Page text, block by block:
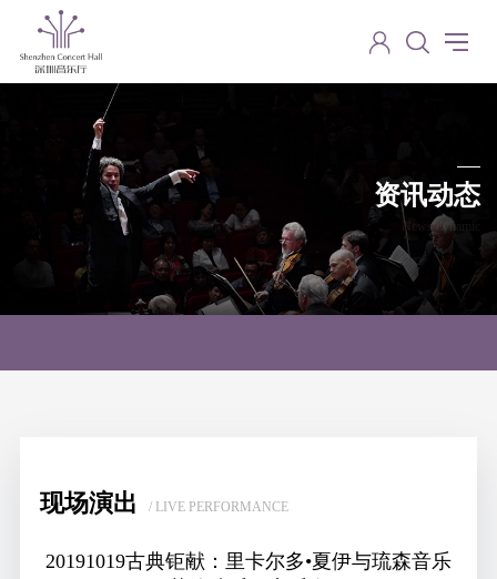
资讯动态
News dynamic
现场演出 / LIVE PERFORMANCE
20191019古典钜献：里卡尔多•夏伊与琉森音乐